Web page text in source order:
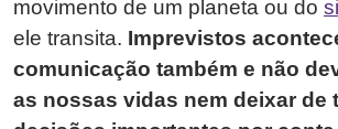
movimento de um planeta ou do
ele transita. Imprevistos
comunicação também e não
as nossas vidas nem deixar de